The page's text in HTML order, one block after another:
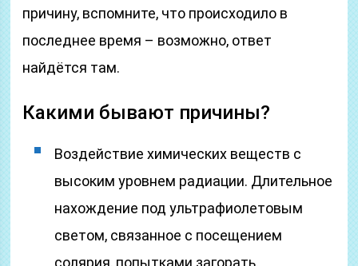
причину, вспомните, что происходило в
последнее время – возможно, ответ
найдётся там.
Какими бывают причины?
Воздействие химических веществ с
высоким уровнем радиации. Длительное
нахождение под ультрафиолетовым
светом, связанное с посещением
солярия, попытками загорать.